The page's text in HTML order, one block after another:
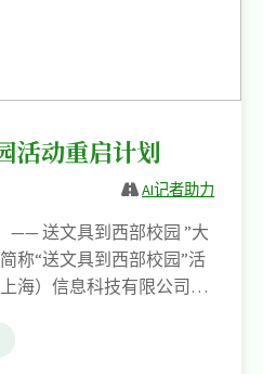
活动重启计划
AI记者助力
—— 送文具到西部校园 ”大
称“送文具到西部校园”活
海）信息科技有限公司和
金会、上海物流企业家协